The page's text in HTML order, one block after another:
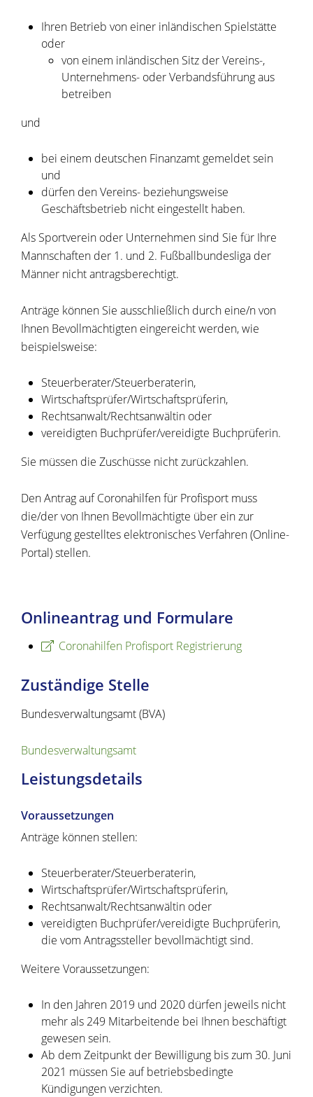
Ihren Betrieb von einer inländischen Spielstätte
oder
von einem inländischen Sitz der Vereins-,
Unternehmens- oder Verbandsführung aus
betreiben
und
bei einem deutschen Finanzamt gemeldet sein
und
dürfen den Vereins- beziehungsweise
Geschäftsbetrieb nicht eingestellt haben.
Als Sportverein oder Unternehmen sind Sie für Ihre
Mannschaften der 1. und 2. Fußballbundesliga der
Männer nicht antragsberechtigt.
Anträge können Sie ausschließlich durch eine/n von
Ihnen Bevollmächtigten eingereicht werden, wie
beispielsweise:
Steuerberater/Steuerberaterin,
Wirtschaftsprüfer/Wirtschaftsprüferin,
Rechtsanwalt/Rechtsanwältin oder
vereidigten Buchprüfer/vereidigte Buchprüferin.
Sie müssen die Zuschüsse nicht zurückzahlen.
Den Antrag auf Coronahilfen für Profisport muss
die/der von Ihnen Bevollmächtigte über ein zur
Verfügung gestelltes elektronisches Verfahren (Online-
Portal) stellen.
Onlineantrag und Formulare
Coronahilfen Profisport Registrierung
Zuständige Stelle
Bundesverwaltungsamt (BVA)
Bundesverwaltungsamt
Leistungsdetails
Voraussetzungen
Anträge können stellen:
Steuerberater/Steuerberaterin,
Wirtschaftsprüfer/Wirtschaftsprüferin,
Rechtsanwalt/Rechtsanwältin oder
vereidigten Buchprüfer/vereidigte Buchprüferin,
die vom Antragssteller bevollmächtigt sind.
Weitere Voraussetzungen:
In den Jahren 2019 und 2020 dürfen jeweils nicht
mehr als 249 Mitarbeitende bei Ihnen beschäftigt
gewesen sein.
Ab dem Zeitpunkt der Bewilligung bis zum 30. Juni
2021 müssen Sie auf betriebsbedingte
Kündigungen verzichten.